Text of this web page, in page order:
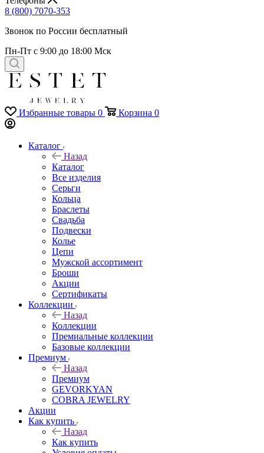
8 (800) 7070-353
Звонок по России бесплатный
Пн-Пт с 9:00 до 18:00 Мск
Избранные товары 0 Корзина 0
Каталог
Назад
Каталог
Все изделия
Серьги
Кольца
Браслеты
Свадьба
Подвески
Колье
Цепи
Мужской ассортимент
Броши
Акции
Сертификаты
Коллекции
Назад
Коллекции
Премиальные коллекции
Базовые коллекции
Премиум
Назад
Премиум
GEVORKYAN
COBRA JEWELRY
Акции
Как купить
Назад
Как купить